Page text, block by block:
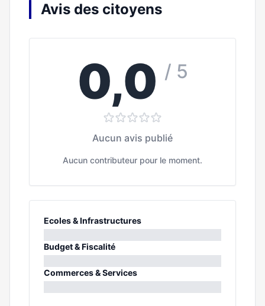
Avis des citoyens
0,0 / 5
Aucun avis publié
Aucun contributeur pour le moment.
Ecoles & Infrastructures
0%
Budget & Fiscalité
0%
Commerces & Services